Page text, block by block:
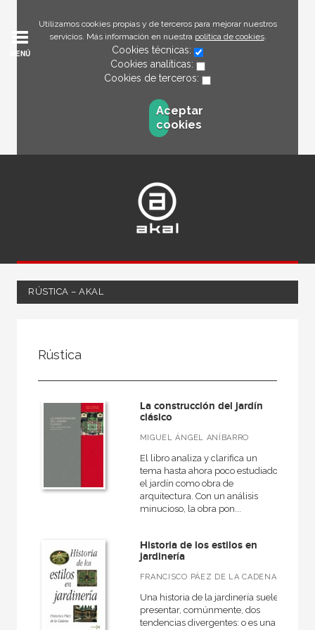
Utilizamos cookies propias y de terceros para mejorar nuestros
servicios. Más información en nuestra política de cookies.
Cookies técnicas:
Cookies analíticas:
Cookies de terceros:
Aceptar
cookies
MENÚ
RÚSTICA – AKAL
Ciencias humanas y sociales
Arquitectura
Jardinería y paisaje
Tecnología arquitectónica
Jardinería y paisaje
Moderna
Rústica
La construcción del jardín
clásico
MIGUEL ÁNGEL ANÍBARRO
El libro analiza y clarifica un
tema hasta ahora poco estudiado:
el jardín como obra de
arquitectura. Con un análisis
minucioso, la obra pon...
Historia de los estilos en
jardinería
FRANCISCO PÁEZ DE LA CADENA
Una historia de la jardinería suele
presentar, comúnmente, dos
tendencias divergentes: o es una